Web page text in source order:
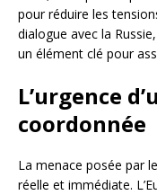
pour réduire les
dialogue avec la
un élément clé pour
L’urgence
coordonnée
La menace posée par
réelle et immédiate.